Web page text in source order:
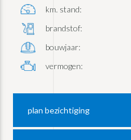
km. stand:
brandstof:
bouwjaar:
vermogen:
plan bezichtiging